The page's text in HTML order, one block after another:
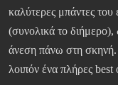
καλύτερες μπάντες του
(συνολικά το διήμερο),
άνεση πάνω στη σκηνή.
λοιπόν ένα πλήρες